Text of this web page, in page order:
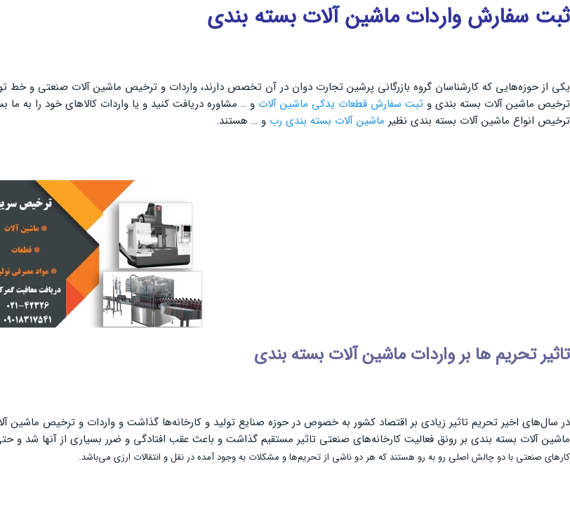
ثبت سفارش واردات ماشین آلات بسته بندی
یکی از حوزه‌هایی که کارشناسان گروه بازرگانی پرشین تجارت دوان در آن تخصص دارند، واردات و ترخیص ماشین آلات صنعتی و خط
ترخیص ماشین آلات بسته‌ بندی و ثبت سفارش قطعات یدکی ماشین آلات و .. مشاوره دریافت کنید و یا واردات کالاهای خود را به
ترخیص انواع ماشین آلات بسته بندی نظیر ماشین آلات بسته بندی رب و … هستند.
تاثیر تحریم ها بر واردات ماشین آلات بسته بندی
در سال‌های اخیر تحریم تاثیر زیادی بر اقتصاد کشور به خصوص در حوزه صنایع تولید و کارخانه‌ها گذاشت و واردات و ترخیص ماشین
ماشین آلات بسته بندی بر رونق فعالیت کارخانه‌های صنعتی تاثیر مستقیم گذاشت و باعث عقب افتادگی و ضرر بسیاری از آنها شد و
کارهای صنعتی با دو چالش اصلی رو به رو هستند که هر دو ناشی از تحریم‌ها و مشکلات به وجود آمده در نقل و انتقالات ارزی می‌باشد.